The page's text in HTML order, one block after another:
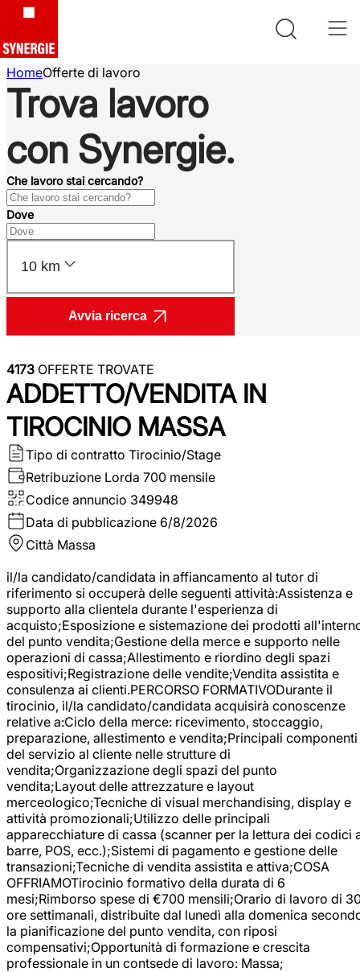
HomeOfferte di lavoro
Trova lavoro
con Synergie.
Che lavoro stai cercando?
Dove
10 km
Avvia ricerca
4173 OFFERTE TROVATE
ADDETTO/VENDITA IN
TIROCINIO MASSA
Tipo di contratto Tirocinio/Stage
Retribuzione Lorda 700 mensile
Codice annuncio 349948
Data di pubblicazione 6/8/2026
Città Massa
il/la candidato/candidata in affiancamento al tutor di
riferimento si occuperà delle seguenti attività:Assistenza e
supporto alla clientela durante l'esperienza di
acquisto;Esposizione e sistemazione dei prodotti
del punto vendita;Gestione della merce e supporto nelle
operazioni di cassa;Allestimento e riordino degli spazi
espositivi;Registrazione delle vendite;Vendita assistita e
consulenza ai clienti.PERCORSO FORMATIVODurante il
tirocinio, il/la candidato/candidata acquisirà conoscenze
relative a:Ciclo della merce: ricevimento, stoccaggio,
preparazione, allestimento e vendita;Principali componenti
del servizio al cliente nelle strutture di
vendita;Organizzazione degli spazi del punto
vendita;Layout delle attrezzature e layout
merceologico;Tecniche di visual merchandising, display e
attività promozionali;Utilizzo delle principali
apparecchiature di cassa (scanner per la lettura dei codici
barre, POS, ecc.);Sistemi di pagamento e gestione delle
transazioni;Tecniche di vendita assistita e attiva;COSA
OFFRIAMOTirocinio formativo della durata di 6
mesi;Rimborso spese di €700 mensili;Orario di lavoro di
ore settimanali, distribuite dal lunedì alla domenica
la pianificazione del punto vendita, con riposi
compensativi;Opportunità di formazione e crescita
professionale in un contsede di lavoro: Massa;